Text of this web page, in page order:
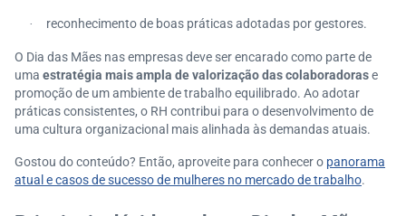
· reconhecimento de boas práticas adotadas por gestores.
O Dia das Mães nas empresas deve ser encarado como parte de
uma estratégia mais ampla de valorização das colaboradorase
promoção de um ambiente de trabalho equilibrado. Ao adotar
práticas consistentes, o RH contribui para o desenvolvimento de
uma cultura organizacional mais alinhada às demandas atuais.
Gostou do conteúdo? Então, aproveite para conhecer o panorama
atual e casos de sucesso de mulheres no mercado de trabalho.